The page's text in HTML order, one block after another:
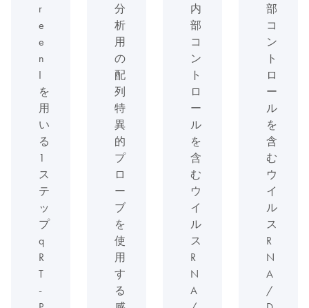
r
e
e
n
I
を
用
い
る
1
ス
テ
ッ
プ
q
R
T
-
分
析
用
の
配
列
特
異
的
プ
ロ
ー
ブ
を
使
用
す
る
内
部
コ
ン
ト
ロ
ー
ル
を
含
む
ウ
イ
ル
ス
R
N
A
部
コ
ン
ト
ロ
ー
ル
を
含
む
ウ
イ
ル
ス
R
N
A
/